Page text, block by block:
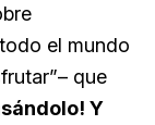
el mundo
que
Y